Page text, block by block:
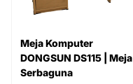
Meja Komputer
DONGSUN DS115 | Meja
Serbaguna